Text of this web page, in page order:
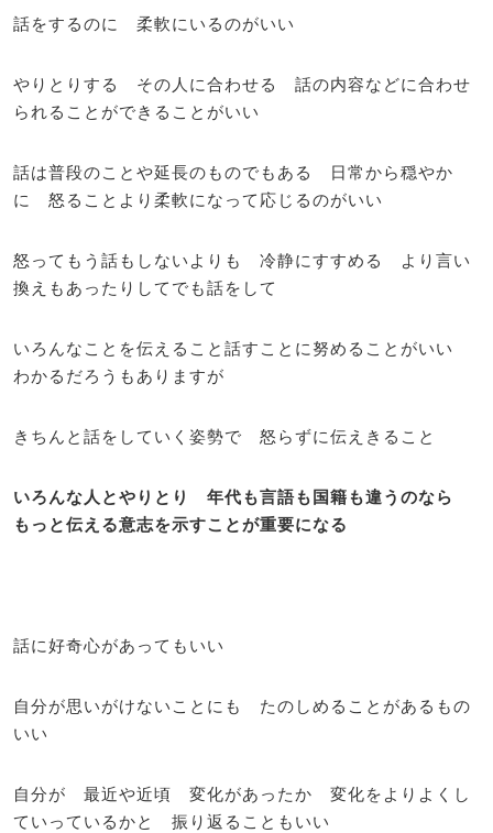
話をするのに 柔軟にいるのがいい
やりとりする その人に合わせる 話の内容などに合わせ
られることができることがいい
話は普段のことや延長のものでもある 日常から穏やか
に 怒ることより柔軟になって応じるのがいい
怒ってもう話もしないよりも 冷静にすすめる より言い
換えもあったりしてでも話をして
いろんなことを伝えること話すことに努めることがいい
わかるだろうもありますが
きちんと話をしていく姿勢で 怒らずに伝えきること
いろんな人とやりとり 年代も言語も国籍も違うのなら
もっと伝える意志を示すことが重要になる
話に好奇心があってもいい
自分が思いがけないことにも たのしめることがあるもの
いい
自分が 最近や近頃 変化があったか 変化をよりよくし
ていっているかと 振り返ることもいい